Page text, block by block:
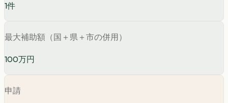
1件
最大補助額（国＋県＋市の併用）
100万円
申請